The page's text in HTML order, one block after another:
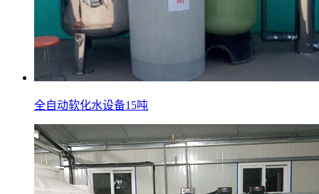
全自动软化水设备15吨